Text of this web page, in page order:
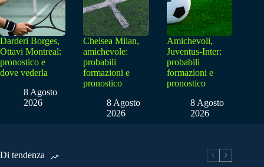
Darderi Borges,
Ottavi Montreal:
pronostico e
dove vederla
8 Agosto
2026
Chelsea Milan,
amichevole:
probabili
formazioni e
pronostico
8 Agosto
2026
Amichevoli,
Juventus-Inter:
probabili
formazioni e
pronostico
8 Agosto
2026
Di tendenza